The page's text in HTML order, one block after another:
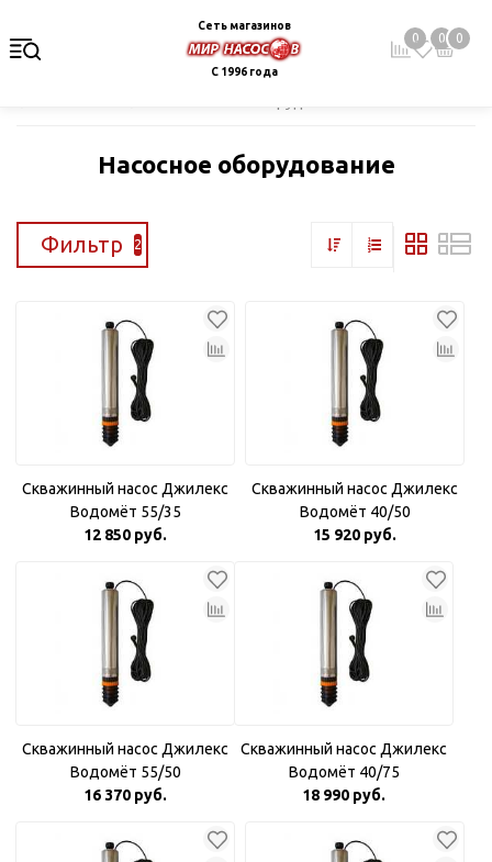
Сеть магазинов
С 1996 года
0 0 0
Насосное оборудование
Фильтр 2
Скважинный насос Джилекс
Водомёт 55/35
12 850 руб.
Скважинный насос Джилекс
Водомёт 40/50
15 920 руб.
Скважинный насос Джилекс
Водомёт 55/50
16 370 руб.
Скважинный насос Джилекс
Водомёт 40/75
18 990 руб.